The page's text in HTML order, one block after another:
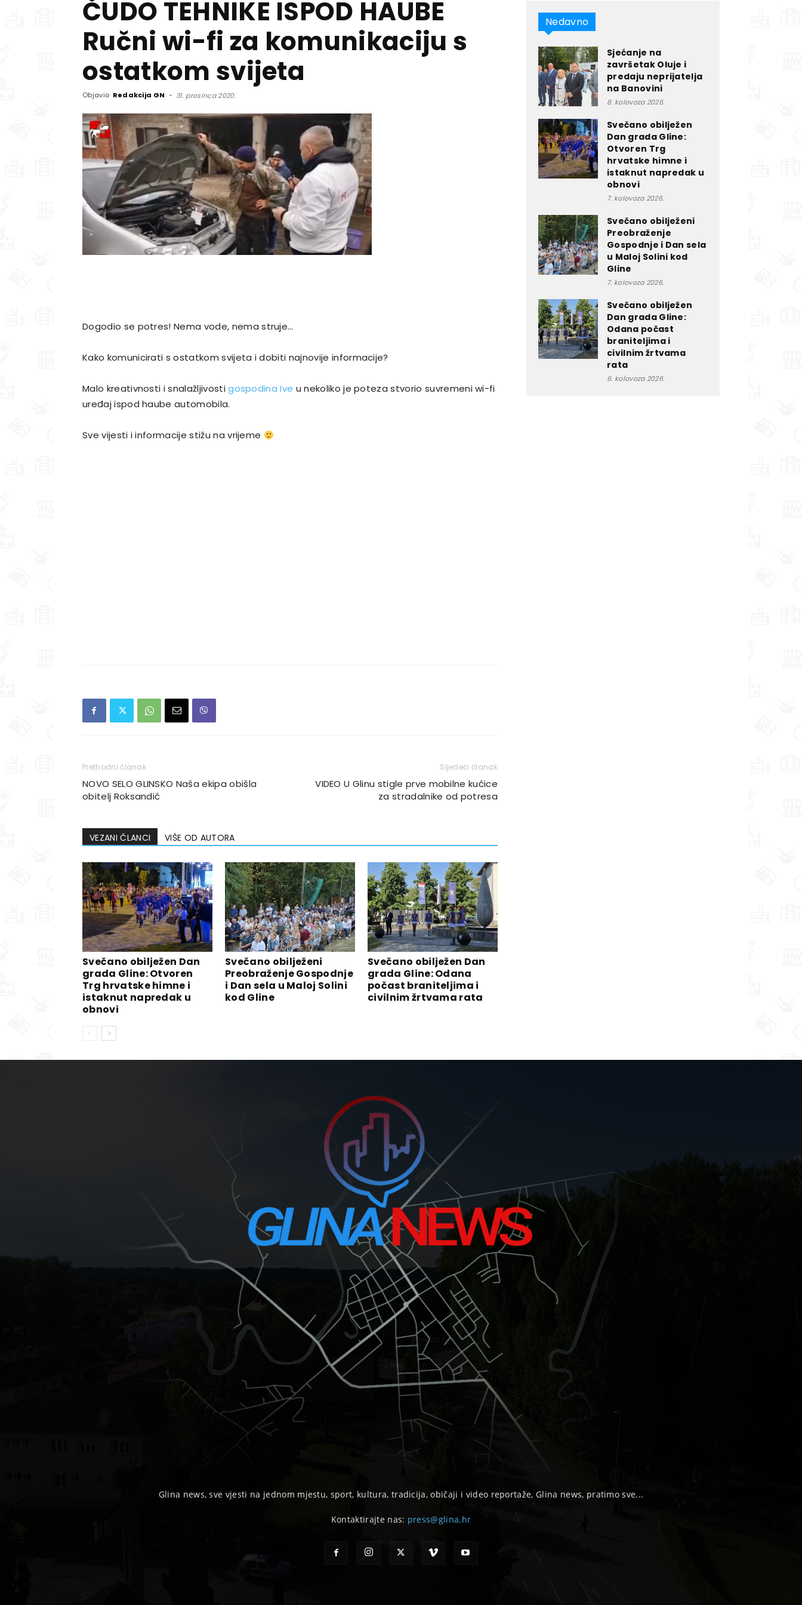
ČUDO TEHNIKE ISPOD HAUBE
Ručni wi-fi za komunikaciju s
ostatkom svijeta
Objavio Redakcija GN - 31. prosinca 2020.
Dogodio se potres! Nema vode, nema struje…
Kako komunicirati s ostatkom svijeta i dobiti najnovije informacije?
Malo kreativnosti i snalažljivostigospodina Ive u nekoliko je poteza stvorio suvremeni wi-fi
uređaj ispod haube automobila.
Sve vijesti i informacije stižu na vrijeme
Prethodni članak
NOVO SELO GLINSKO Naša ekipa obišla
obitelj Roksandić
Sljedeći članak
VIDEO U Glinu stigle prve mobilne kućice
za stradalnike od potresa
VEZANI ČLANCI VIŠE OD AUTORA
Svečano obilježen Dan
grada Gline: Otvoren
Trg hrvatske himne i
istaknut napredak u
obnovi
Svečano obilježeni
Preobraženje Gospodnje
i Dan sela u Maloj Solini
kod Gline
Svečano obilježen Dan
grada Gline: Odana
počast braniteljima i
civilnim žrtvama rata
Nedavno
Sjećanje na
završetak Oluje i
predaju neprijatelja
na Banovini
8. kolovoza 2026.
Svečano obilježen
Dan grada Gline:
Otvoren Trg
hrvatske himne i
istaknut napredak u
obnovi
7. kolovoza 2026.
Svečano obilježeni
Preobraženje
Gospodnje i Dan sela
u Maloj Solini kod
Gline
7. kolovoza 2026.
Svečano obilježen
Dan grada Gline:
Odana počast
braniteljima i
civilnim žrtvama
rata
6. kolovoza 2026.
Glina news, sve vjesti na jednom mjestu, sport, kultura, tradicija, običaji i video reportaže, Glina news, pratimo sve...
Kontaktirajte nas: press@glina.hr